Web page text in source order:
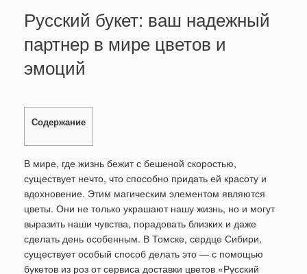
Русский букет: ваш надежный
партнер в мире цветов и
эмоций
Содержание
В мире, где жизнь бежит с бешеной скоростью,
существует нечто, что способно придать ей красоту и
вдохновение. Этим магическим элементом являются
цветы. Они не только украшают нашу жизнь, но и могут
выразить наши чувства, порадовать близких и даже
сделать день особенным. В Томске, сердце Сибири,
существует особый способ делать это — с помощью
букетов из роз от сервиса доставки цветов «Русский